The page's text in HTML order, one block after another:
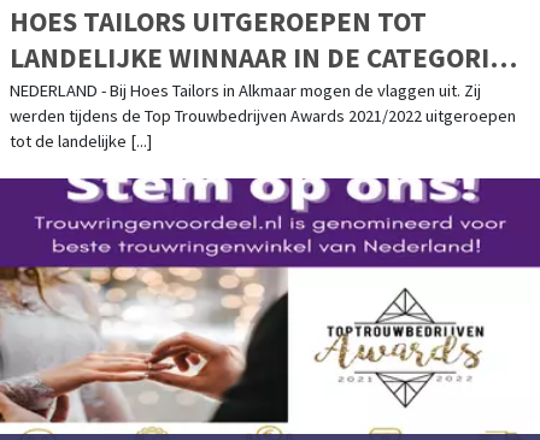
HOES TAILORS UITGEROEPEN TOT
LANDELIJKE WINNAAR IN DE CATEGORIE
TROUWPAKKEN!
NEDERLAND - Bij Hoes Tailors in Alkmaar mogen de vlaggen uit. Zij
werden tijdens de Top Trouwbedrijven Awards 2021/2022 uitgeroepen
tot de landelijke [...]